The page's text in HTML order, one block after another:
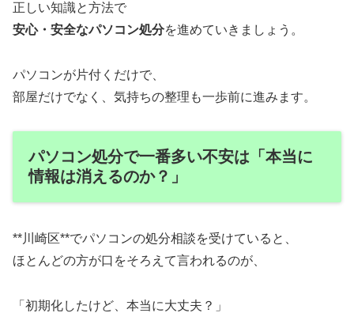
正しい知識と方法で
安心・安全なパソコン処分を進めていきましょう。
パソコンが片付くだけで、
部屋だけでなく、気持ちの整理も一歩前に進みます。
パソコン処分で一番多い不安は「本当に
情報は消えるのか？」
**川崎区**でパソコンの処分相談を受けていると、
ほとんどの方が口をそろえて言われるのが、
「初期化したけど、本当に大丈夫？」